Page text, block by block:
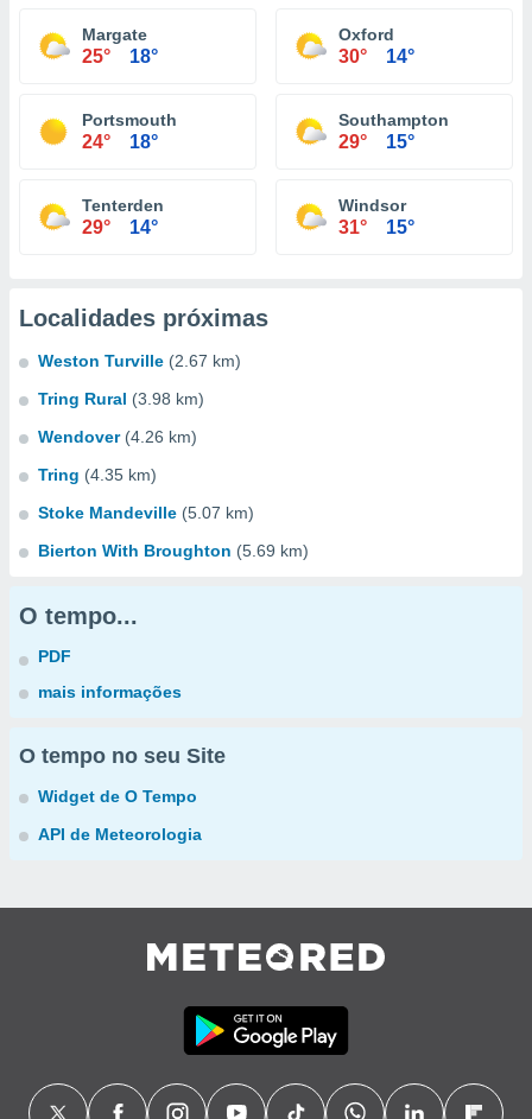
Margate
25° 18°
Oxford
30° 14°
Portsmouth
24° 18°
Southampton
29° 15°
Tenterden
29° 14°
Windsor
31° 15°
Localidades próximas
Weston Turville (2.67 km)
Tring Rural (3.98 km)
Wendover (4.26 km)
Tring (4.35 km)
Stoke Mandeville (5.07 km)
Bierton With Broughton (5.69 km)
O tempo...
PDF
mais informações
O tempo no seu Site
Widget de O Tempo
API de Meteorologia